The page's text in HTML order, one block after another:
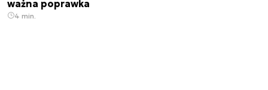
ważna poprawka
4 min.